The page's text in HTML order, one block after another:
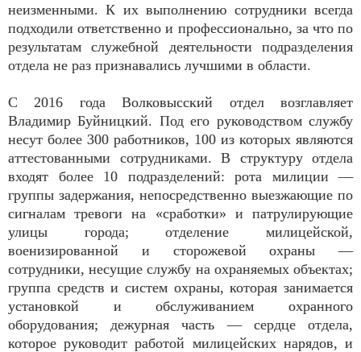
неизменными. К их выполнению сотрудники всегда
подходили ответственно и профессионально, за что по
результатам служебной деятельности подразделения
отдела не раз признавались лучшими в области.
С 2016 года Волковысский отдел возглавляет
Владимир Буйницкий. Под его руководством службу
несут более 300 работников, 100 из которых являются
аттестованными сотрудниками. В структуру отдела
входят более 10 подразделений: рота милиции —
группы задержания, непосредственно выезжающие по
сигналам тревоги на «сработки» и патрулирующие
улицы города; отделение милицейской,
военизированной и сторожевой охраны —
сотрудники, несущие службу на охраняемых объектах;
группа средств и систем охраны, которая занимается
установкой и обслуживанием охранного
оборудования; дежурная часть — сердце отдела,
которое руководит работой милицейских нарядов, и